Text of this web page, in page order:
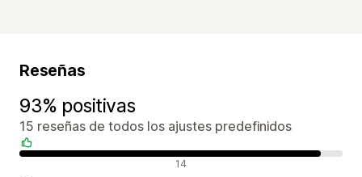
Reseñas
93% positivas
15 reseñas de todos los ajustes predefinidos
Reseñas positivas 14